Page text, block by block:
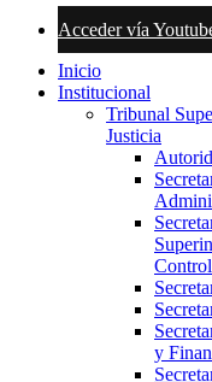
Acceder vía
Inicio
Institucional
Tribunal
Justicia
y